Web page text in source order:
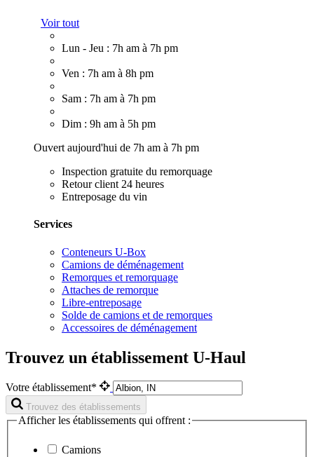
Voir tout
Lun - Jeu : 7h am à 7h pm
Ven : 7h am à 8h pm
Sam : 7h am à 7h pm
Dim : 9h am à 5h pm
Ouvert aujourd'hui de 7h am à 7h pm
Inspection gratuite du remorquage
Retour client 24 heures
Entreposage du vin
Services
Conteneurs U-Box
Camions de déménagement
Remorques et remorquage
Attaches de remorque
Libre-entreposage
Solde de camions et de remorques
Accessoires de déménagement
Trouvez un établissement U-Haul
Votre établissement*
Trouvez des établissements
Afficher les établissements qui offrent :
Camions